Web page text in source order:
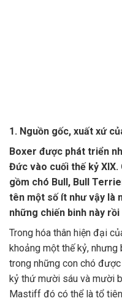
1. Nguồn gốc, xuất xứ
Boxer được phát triển
Đức vào cuối thế kỷ
gồm chó Bull, Bull
tên một số ít như vậy là
những chiến binh này
Trong hóa thân hiện đại
khoảng một thế kỷ,
trong những con chó
kỷ thứ mười sáu và mười
Mastiff đó có thể là tổ